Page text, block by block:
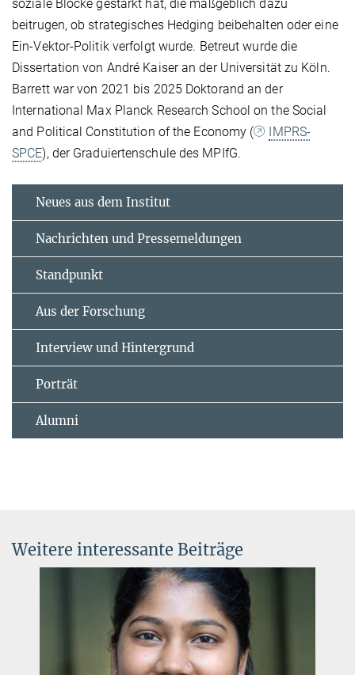
soziale Blöcke gestärkt hat, die maßgeblich dazu
beitrugen, ob strategisches Hedging beibehalten oder eine
Ein-Vektor-Politik verfolgt wurde. Betreut wurde die
Dissertation von André Kaiser an der Universität zu Köln.
Barrett war von 2021 bis 2025 Doktorand an der
International Max Planck Research School on the Social
and Political Constitution of the Economy (
IMPRS-
SPCE), der Graduiertenschule des MPIfG.
Neues aus dem Institut
Nachrichten und Pressemeldungen
Standpunkt
Aus der Forschung
Interview und Hintergrund
Porträt
Alumni
Weitere interessante Beiträge